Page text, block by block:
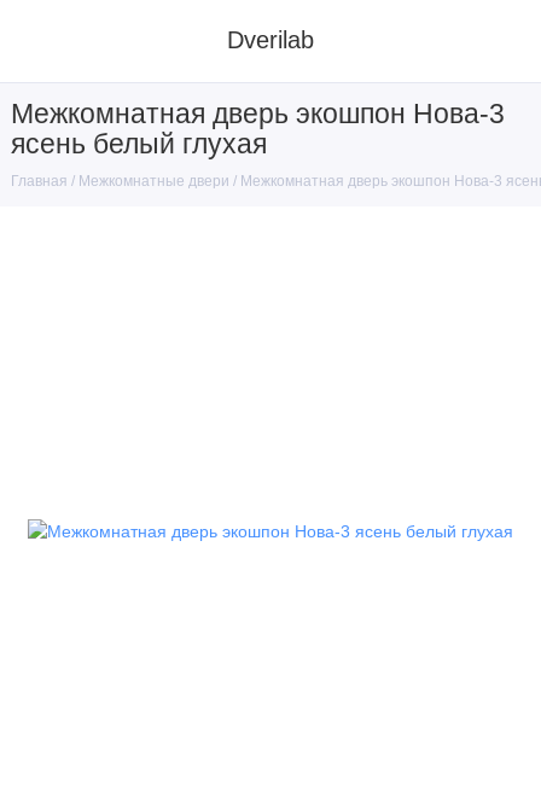
Dverilab
Межкомнатная дверь экошпон Нова-3
ясень белый глухая
Главная Межкомнатные двери Межкомнатная дверь экошпон Нова-3